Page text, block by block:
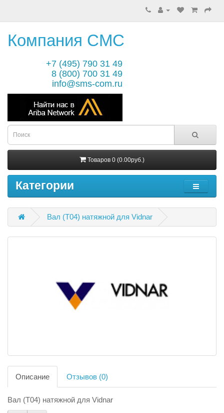
Компания СМС
+7 (495) 790 31 49
8 (800) 700 31 49
info@sms-com.ru
Товаров 0 (0.00руб.)
Категории
Вал (T04) натяжной для Vidnar
Описание Отзывов (0)
Вал (T04) натяжной для Vidnar